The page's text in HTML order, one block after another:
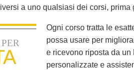
a uno qualsiasi dei corsi,
Ogni corso tratta le
possa usare per
e ricevono riposta da
personalizzate e